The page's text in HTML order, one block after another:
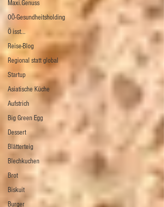
Maxi.Genuss
OÖ-Gesundheitsholding
Ö isst...
Reise-Blog
Regional statt global
Startup
Asiatische Küche
Aufstrich
Big Green Egg
Dessert
Blätterteig
Blechkuchen
Brot
Biskuit
Burger